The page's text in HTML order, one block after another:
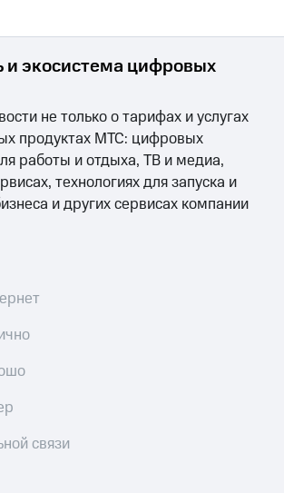
экосистема цифровых
не только о тарифах и услугах
продуктах МТС: цифровых
работы и отдыха, ТВ и медиа,
технологиях для запуска и
и других сервисах компании
связи